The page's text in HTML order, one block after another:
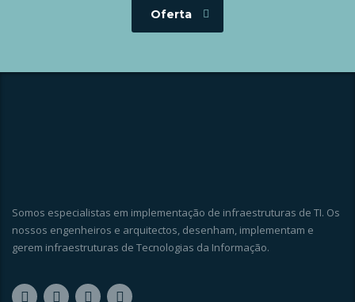
Oferta
Somos especialistas em implementação de infraestruturas de TI. Os
nossos engenheiros e arquitectos, desenham, implementam e
gerem infraestruturas de Tecnologias da Informação.